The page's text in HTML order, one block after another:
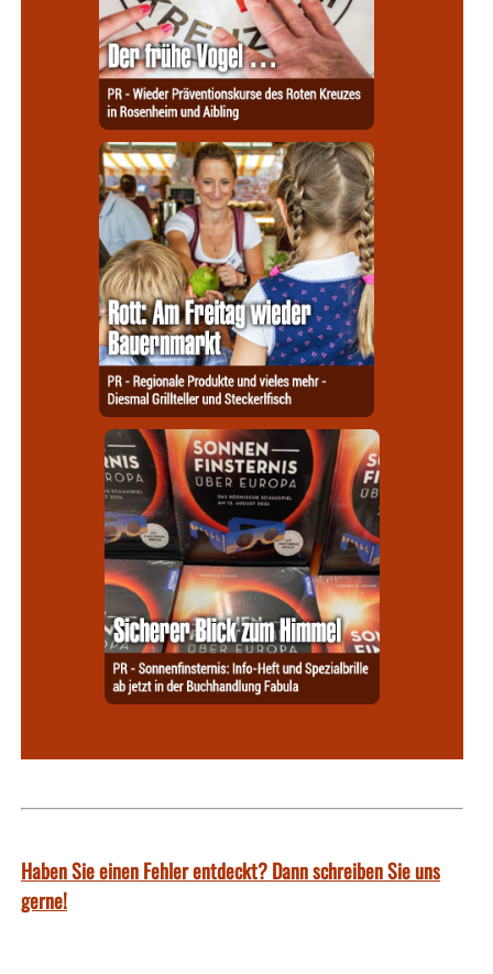
Haben Sie einen Fehler entdeckt? Dann schreiben Sie uns
gerne!